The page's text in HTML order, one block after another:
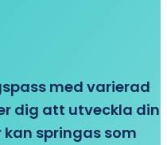
med varierad
dig att utveckla din
springas som